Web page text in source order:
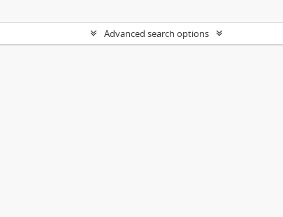
Advanced search options